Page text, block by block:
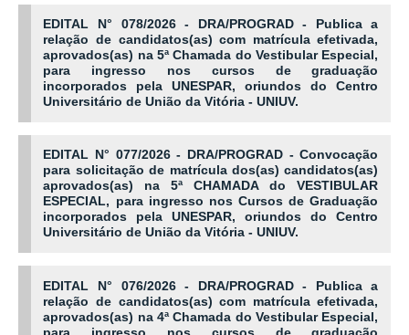
EDITAL N° 078/2026 - DRA/PROGRAD - Publica a
relação de candidatos(as) com matrícula efetivada,
aprovados(as) na 5ª Chamada do Vestibular Especial,
para ingresso nos cursos de graduação
incorporados pela UNESPAR, oriundos do Centro
Universitário de União da Vitória - UNIUV.
EDITAL N° 077/2026 - DRA/PROGRAD - Convocação
para solicitação de matrícula dos(as) candidatos(as)
aprovados(as) na 5ª CHAMADA do VESTIBULAR
ESPECIAL, para ingresso nos Cursos de Graduação
incorporados pela UNESPAR, oriundos do Centro
Universitário de União da Vitória - UNIUV.
EDITAL N° 076/2026 - DRA/PROGRAD - Publica a
relação de candidatos(as) com matrícula efetivada,
aprovados(as) na 4ª Chamada do Vestibular Especial,